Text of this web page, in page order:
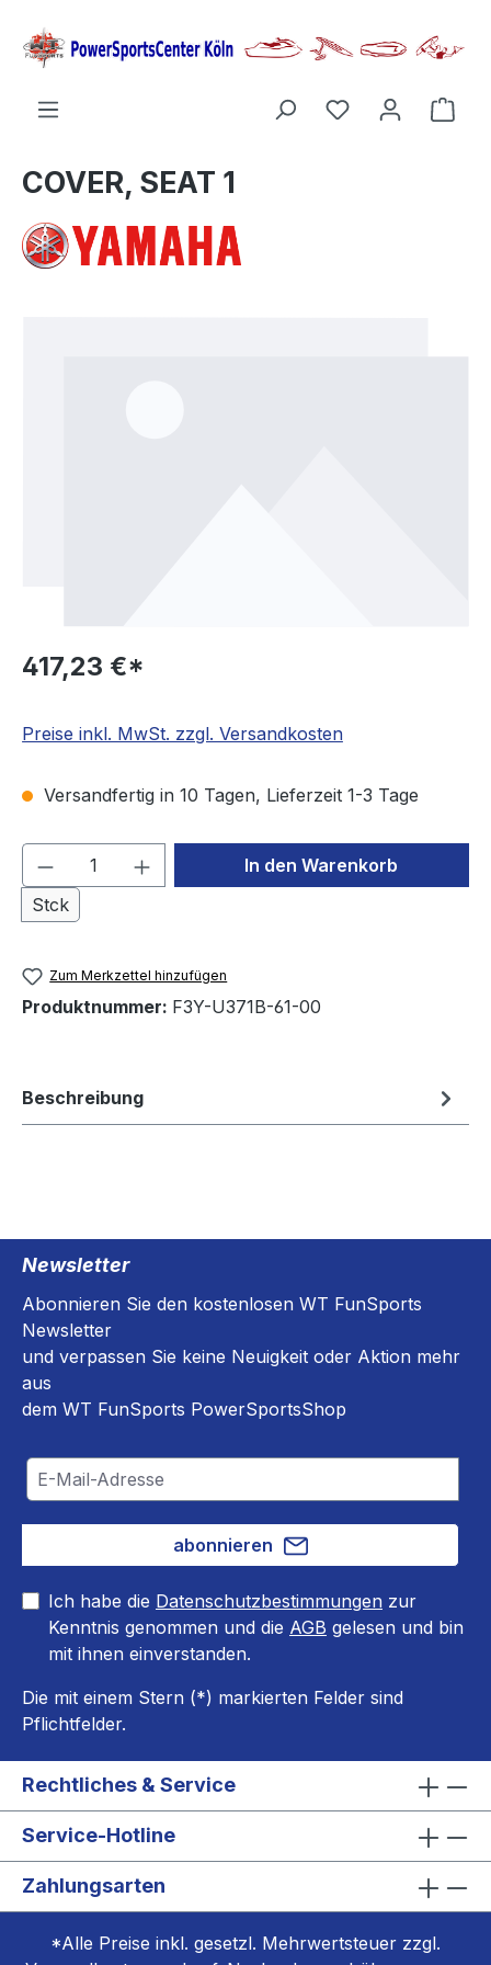
springen
COVER, SEAT 1
417,23 €*
Preise inkl. MwSt. zzgl. Versandkosten
Versandfertig in 10 Tagen, Lieferzeit 1-3 Tage
Produkt Anzahl: Gib den
Stck
In den Warenkorb
Zum Merkzettel hinzufügen
Produktnummer: F3Y-U371B-61-00
Beschreibung
Newsletter
Abonnieren Sie den kostenlosen WT FunSports
Newsletter
und verpassen Sie keine Neuigkeit oder Aktion mehr
aus
dem WT FunSports PowerSportsShop
abonnieren
Ich habe die Datenschutzbestimmungen zur
Kenntnis genommen und die AGB gelesen und bin
mit ihnen einverstanden.
Die mit einem Stern (*) markierten Felder sind
Pflichtfelder.
Rechtliches & Service
Service-Hotline
Zahlungsarten
*Alle Preise inkl. gesetzl. Mehrwertsteuer zzgl.